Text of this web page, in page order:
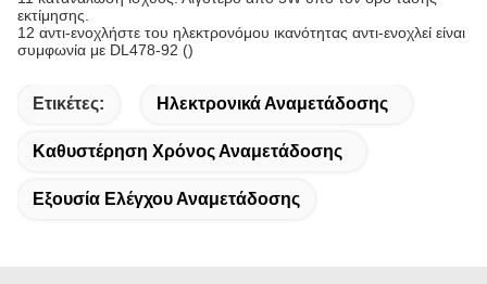
εκτίμησης.
12 αντι-ενοχλήστε του ηλεκτρονόμου ικανότητας αντι-ενοχλεί είναι
συμφωνία με DL478-92 ()
Ετικέτες: Ηλεκτρονικά Αναμετάδοσης
Καθυστέρηση Χρόνος Αναμετάδοσης
Εξουσία Ελέγχου Αναμετάδοσης